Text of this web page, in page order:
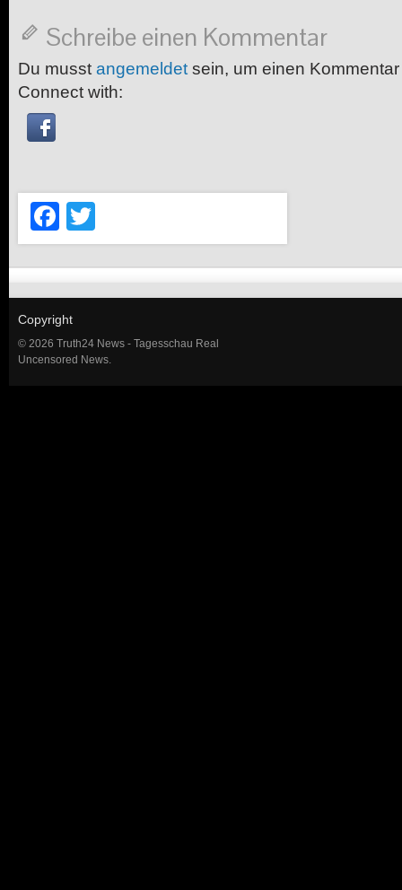
Schreibe einen Kommentar
Du musst angemeldet sein, um einen
Connect with:
Facebook
Copyright
© 2026 Truth24 News - Tagesschau Real
Uncensored News.